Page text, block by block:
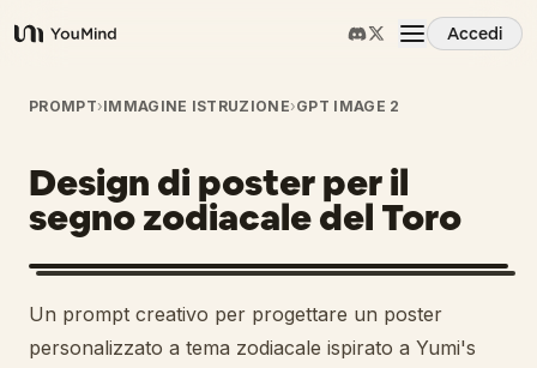
YouMind
Accedi
Panoramica
Casi d'uso
Abilità
Prompt
PROMPT›IMMAGINE ISTRUZIONE›GPT IMAGE 2
Design di poster per il
segno zodiacale del Toro
Un prompt creativo per progettare un poster
personalizzato a tema zodiacale ispirato a Yumi's